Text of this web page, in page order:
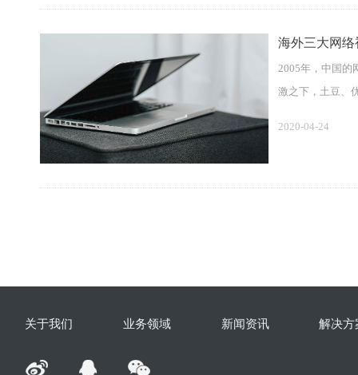
海外三大网
2005年，中国的
激之下，土豆、
2020-04-24
关于我们 业务领域 新闻资讯 解决方